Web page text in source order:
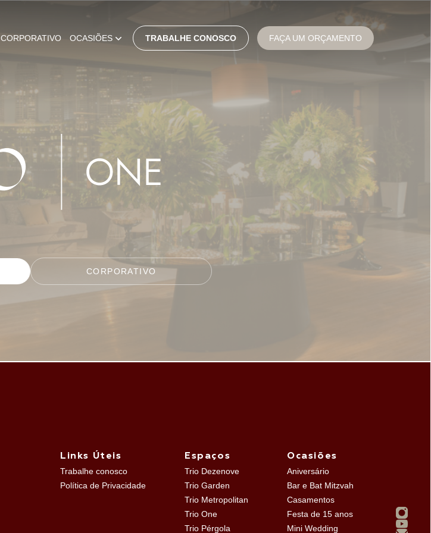
CORPORATIVO OCASIÕES TRABALHE CONOSCO FAÇA UM ORÇAMENTO
CORPORATIVO
Links Úteis
Trabalhe conosco
Política de Privacidade
Espaços
Trio Dezenove
Trio Garden
Trio Metropolitan
Trio One
Trio Pérgola
Ocasiões
Aniversário
Bar e Bat Mitzvah
Casamentos
Festa de 15 anos
Mini Wedding